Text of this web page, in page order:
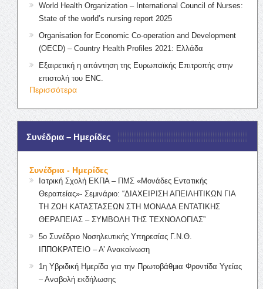
World Health Organization – International Council of Nurses:
State of the world’s nursing report 2025
Organisation for Economic Co-operation and Development
(OECD) – Country Health Profiles 2021: Ελλάδα
Εξαιρετική η απάντηση της Ευρωπαϊκής Επιτροπής στην
επιστολή του ENC.
Περισσότερα
Συνέδρια – Ημερίδες
Συνέδρια - Ημερίδες
Ιατρική Σχολή ΕΚΠΑ – ΠΜΣ «Μονάδες Εντατικής
Θεραπείας»- Σεμινάριο: “ΔΙΑΧΕΙΡΙΣΗ ΑΠΕΙΛΗΤΙΚΩΝ ΓΙΑ
ΤΗ ΖΩΗ ΚΑΤΑΣΤΑΣΕΩΝ ΣΤΗ ΜΟΝΑΔΑ ΕΝΤΑΤΙΚΗΣ
ΘΕΡΑΠΕΙΑΣ – ΣΥΜΒΟΛΗ ΤΗΣ ΤΕΧΝΟΛΟΓΙΑΣ”
5ο Συνέδριο Νοσηλευτικής Υπηρεσίας Γ.Ν.Θ.
ΙΠΠΟΚΡΑΤΕΙΟ – Α’ Ανακοίνωση
1η Υβριδική Ημερίδα για την Πρωτοβάθμια Φροντίδα Υγείας
– Αναβολή εκδήλωσης